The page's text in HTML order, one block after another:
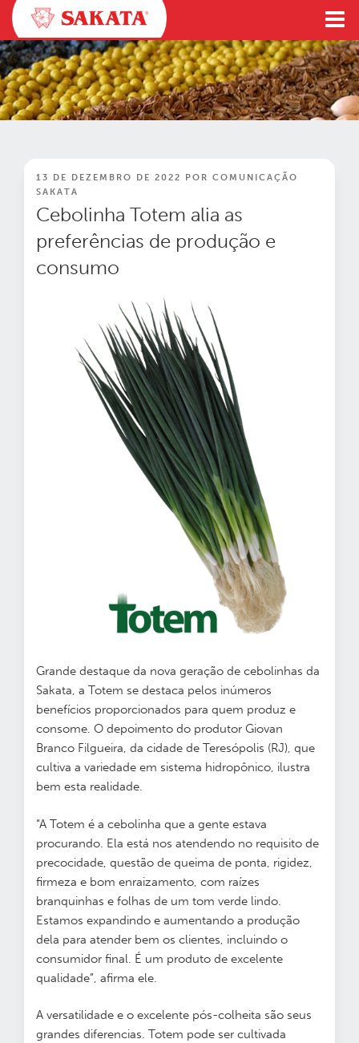
Pular
para
o
conteúdo
PUBLICADO
EM
13 DE DEZEMBRO DE 2022 POR COMUNICAÇÃO
SAKATA
Cebolinha Totem alia as
preferências de produção e
consumo
Grande destaque da nova geração de cebolinhas da
Sakata, a Totem se destaca pelos inúmeros
benefícios proporcionados para quem produz e
consome. O depoimento do produtor Giovan
Branco Filgueira, da cidade de Teresópolis (RJ), que
cultiva a variedade em sistema hidropônico, ilustra
bem esta realidade.
“A Totem é a cebolinha que a gente estava
procurando. Ela está nos atendendo no requisito de
precocidade, questão de queima de ponta, rigidez,
firmeza e bom enraizamento, com raízes
branquinhas e folhas de um tom verde lindo.
Estamos expandindo e aumentando a produção
dela para atender bem os clientes, incluindo o
consumidor final. É um produto de excelente
qualidade”, afirma ele.
A versatilidade e o excelente pós-colheita são seus
grandes diferencias. Totem pode ser cultivada